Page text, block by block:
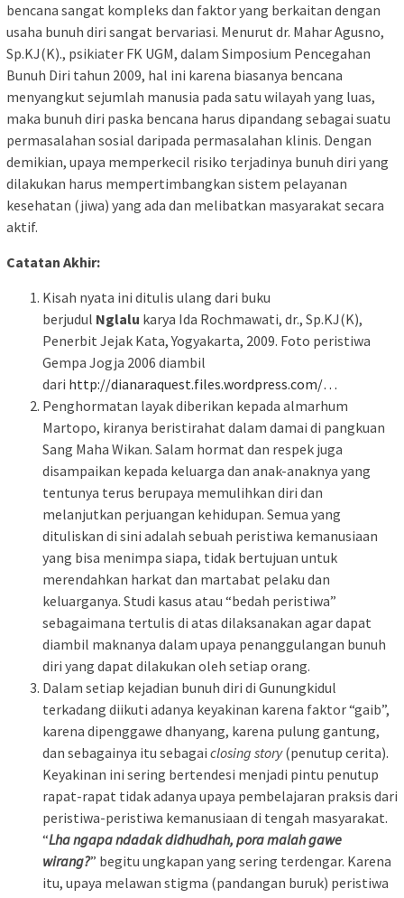
bencana sangat kompleks dan faktor yang berkaitan dengan
usaha bunuh diri sangat bervariasi. Menurut dr. Mahar Agusno,
Sp.KJ(K)., psikiater FK UGM, dalam Simposium Pencegahan
Bunuh Diri tahun 2009, hal ini karena biasanya bencana
menyangkut sejumlah manusia pada satu wilayah yang luas,
maka bunuh diri paska bencana harus dipandang sebagai suatu
permasalahan sosial daripada permasalahan klinis. Dengan
demikian, upaya memperkecil risiko terjadinya bunuh diri yang
dilakukan harus mempertimbangkan sistem pelayanan
kesehatan (jiwa) yang ada dan melibatkan masyarakat secara
aktif.
Catatan Akhir:
Kisah nyata ini ditulis ulang dari buku
berjudul Nglalu karya Ida Rochmawati, dr., Sp.KJ(K),
Penerbit Jejak Kata, Yogyakarta, 2009. Foto peristiwa
Gempa Jogja 2006 diambil
dari http://dianaraquest.files.wordpress.com/…
Penghormatan layak diberikan kepada almarhum
Martopo, kiranya beristirahat dalam damai di pangkuan
Sang Maha Wikan. Salam hormat dan respek juga
disampaikan kepada keluarga dan anak-anaknya yang
tentunya terus berupaya memulihkan diri dan
melanjutkan perjuangan kehidupan. Semua yang
dituliskan di sini adalah sebuah peristiwa kemanusiaan
yang bisa menimpa siapa, tidak bertujuan untuk
merendahkan harkat dan martabat pelaku dan
keluarganya. Studi kasus atau “bedah peristiwa”
sebagaimana tertulis di atas dilaksanakan agar dapat
diambil maknanya dalam upaya penanggulangan bunuh
diri yang dapat dilakukan oleh setiap orang.
Dalam setiap kejadian bunuh diri di Gunungkidul
terkadang diikuti adanya keyakinan karena faktor “gaib”,
karena dipenggawe dhanyang, karena pulung gantung,
dan sebagainya itu sebagai closing story(penutup cerita).
Keyakinan ini sering bertendesi menjadi pintu penutup
rapat-rapat tidak adanya upaya pembelajaran praksis dari
peristiwa-peristiwa kemanusiaan di tengah masyarakat.
“Lha ngapa ndadak didhudhah, pora malah gawe
wirang?” begitu ungkapan yang sering terdengar. Karena
itu, upaya melawan stigma (pandangan buruk) peristiwa